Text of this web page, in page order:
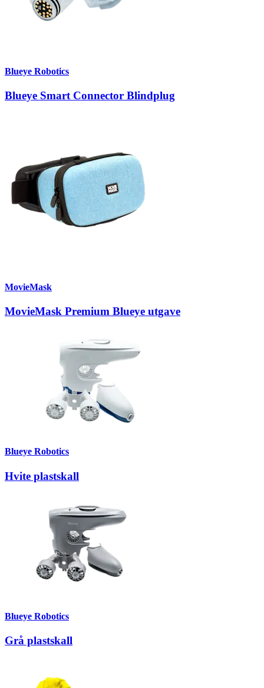
Blueye Robotics
Blueye Smart Connector Blindplug
MovieMask
MovieMask Premium Blueye utgave
Blueye Robotics
Hvite plastskall
Blueye Robotics
Grå plastskall